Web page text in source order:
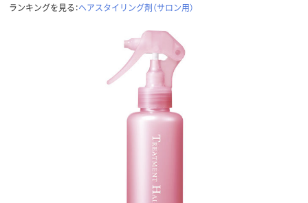
ランキングを見る：ヘアスタイリング剤（サロン用）